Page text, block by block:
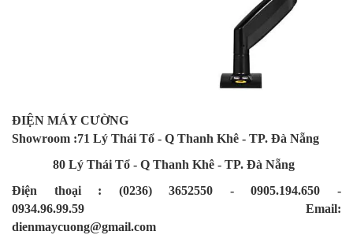
ĐIỆN MÁY CƯỜNG
Showroom :71 Lý Thái Tổ - Q Thanh Khê - TP. Đà Nẵng
80 Lý Thái Tổ - Q Thanh Khê - TP. Đà Nẵng
Điện thoại : (0236) 3652550 - 0905.194.650 -
0934.96.99.59 Email:
dienmaycuong@gmail.com